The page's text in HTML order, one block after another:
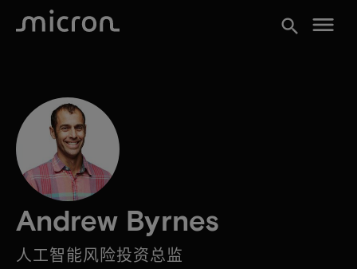
search menu
Andrew Byrnes
人工智能风险投资总监